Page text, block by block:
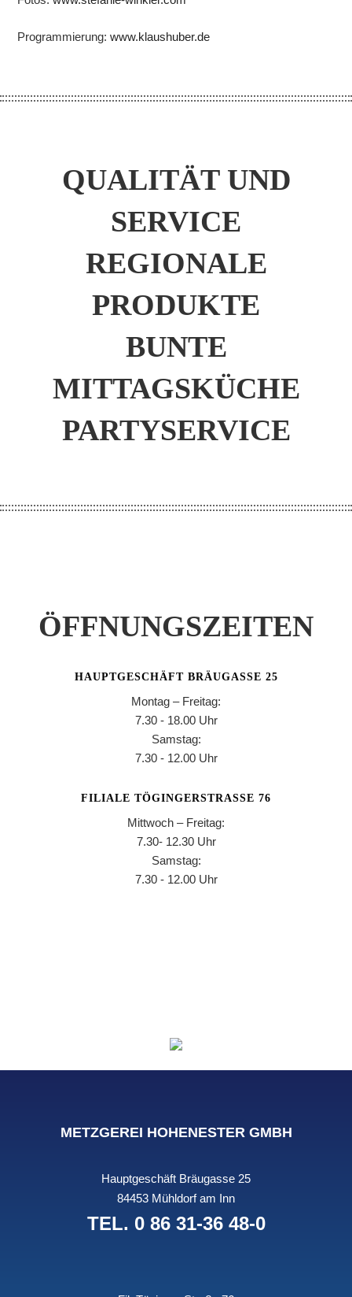
Programmierung:www.klaushuber.de
QUALITÄT UND
SERVICE
REGIONALE
PRODUKTE
BUNTE
MITTAGSKÜCHE
PARTYSERVICE
ÖFFNUNGSZEITEN
HAUPTGESCHÄFT BRÄUGASSE 25
Montag – Freitag:
7.30 - 18.00 Uhr
Samstag:
7.30 - 12.00 Uhr
FILIALE TÖGINGERSTRASSE 76
Mittwoch – Freitag:
7.30- 12.30 Uhr
Samstag:
7.30 - 12.00 Uhr
METZGEREI HOHENESTER GMBH
Hauptgeschäft Bräugasse 25
·
84453 Mühldorf am Inn
TEL. 0 86 31-36 48-0